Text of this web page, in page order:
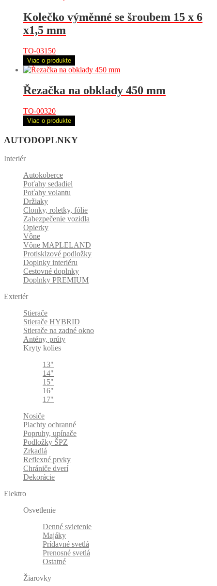
Kolečko výměnné se šroubem 15 x 6
x1,5 mm
TO-03150
Viac o produkte
Řezačka na obklady 450 mm
TO-00320
Viac o produkte
AUTODOPLNKY
Interiér
Autokoberce
Poťahy sedadiel
Poťahy volantu
Držiaky
Clonky, roletky, fólie
Zabezpečenie vozidla
Opierky
Vône
Vône MAPLELAND
Protisklzové podložky
Doplnky interiéru
Cestovné doplnky
Doplnky PREMIUM
Exteriér
Stierače
Stierače HYBRID
Stierače na zadné okno
Antény, prúty
Kryty kolies
13"
14"
15"
16"
17"
Nosiče
Plachty ochranné
Popruhy, upínače
Podložky ŠPZ
Zrkadlá
Reflexné prvky
Chrániče dverí
Dekorácie
Elektro
Osvetlenie
Denné svietenie
Majáky
Prídavné svetlá
Prenosné svetlá
Ostatné
Žiarovky